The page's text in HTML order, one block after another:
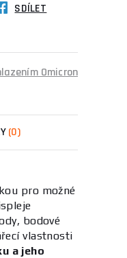
SDÍLET
Omicron
(0)
pro možné
bodové
vlastnosti
a jeho